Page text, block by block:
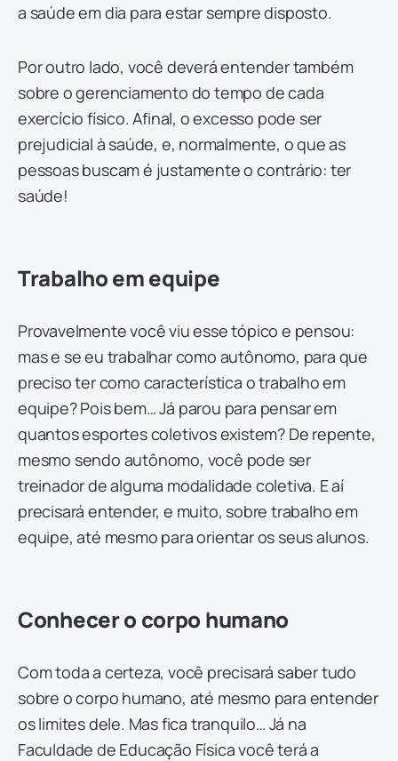
a saúde em dia para estar sempre disposto.
Por outro lado, você deverá entender também
sobre o gerenciamento do tempo de cada
exercício físico. Afinal, o excesso pode ser
prejudicial à saúde, e, normalmente, o que as
pessoas buscam é justamente o contrário: ter
saúde!
Trabalho em equipe
Provavelmente você viu esse tópico e pensou:
mas e se eu trabalhar como autônomo, para que
preciso ter como característica o trabalho em
equipe? Pois bem… Já parou para pensar em
quantos esportes coletivos existem? De repente,
mesmo sendo autônomo, você pode ser
treinador de alguma modalidade coletiva. E aí
precisará entender, e muito, sobre trabalho em
equipe, até mesmo para orientar os seus alunos.
Conhecer o corpo humano
Com toda a certeza, você precisará saber tudo
sobre o corpo humano, até mesmo para entender
os limites dele. Mas fica tranquilo… Já na
Faculdade de Educação Física você terá a